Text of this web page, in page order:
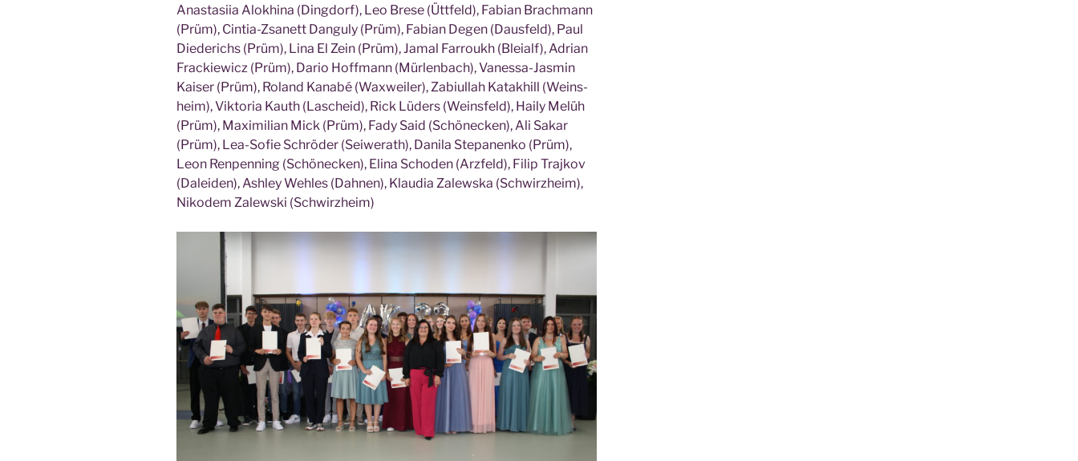
Ana­sta­si­ia Alok­hi­na (Ding­dorf), Leo Bre­se (Ütt­feld), Fabi­an Brach­mann
(Prüm), Cin­tia-Zsa­nett Dan­gu­ly (Prüm), Fabi­an Degen (Daus­feld), Paul
Diede­richs (Prüm), Lina El Zein (Prüm), Jamal Far­roukh (Blei­alf), Adri­an
Fra­ckie­wicz (Prüm), Dario Hoff­mann (Mür­len­bach), Vanes­sa-Jas­min
Kai­ser (Prüm), Roland Kan­a­bé (Wax­wei­ler), Zabiu­l­lah Katakhill (Weins­
heim), Vik­to­ria Kau­th (Lascheid), Rick Lüders (Weins­feld), Hai­ly Melüh
(Prüm), Maxi­mi­li­an Mick (Prüm), Fady Said (Schöne­cken), Ali Sakar
(Prüm), Lea-Sofie Schrö­der (Sei­wer­ath), Dani­la Ste­pa­nen­ko (Prüm),
Leon Ren­pen­ning (Schöne­cken), Eli­na Scho­den (Arz­feld), Filip Tra­j­kov
(Dalei­den), Ash­ley Weh­les (Dah­nen), Klau­dia Zalews­ka (Schwirz­heim),
Niko­dem Zalew­ski (Schwirz­heim)